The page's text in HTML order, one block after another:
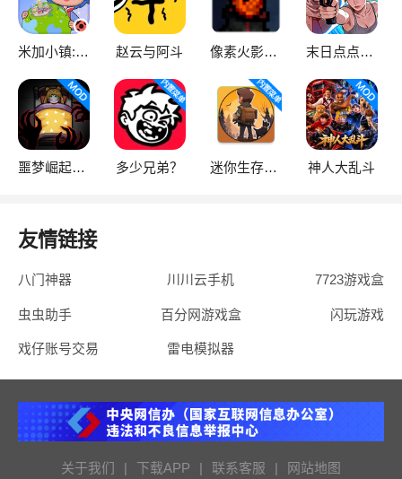
米加小镇:世界 赵云与阿斗 像素火影次世代 末日点点（辅助菜单）
噩梦崛起：生存 多少兄弟？ 迷你生存僵尸大战魔改版 神人大乱斗
友情链接
八门神器 川川云手机 7723游戏盒
虫虫助手 百分网游戏盒 闪玩游戏
戏仔账号交易 雷电模拟器
关于我们 | 下载APP | 联系客服 | 网站地图